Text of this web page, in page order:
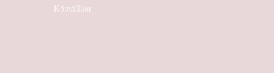
Köpvillkor